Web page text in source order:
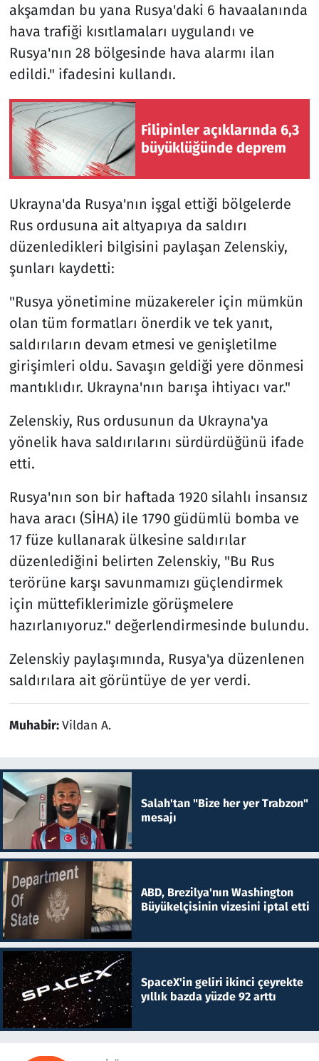
akşamdan bu yana Rusya'daki 6 havaalanında
hava trafiği kısıtlamaları uygulandı ve
Rusya'nın 28 bölgesinde hava alarmı ilan
edildi." ifadesini kullandı.
Filipinler açıklarında 6,3
büyüklüğünde deprem
Ukrayna'da Rusya'nın işgal ettiği bölgelerde
Rus ordusuna ait altyapıya da saldırı
düzenledikleri bilgisini paylaşan Zelenskiy,
şunları kaydetti:
"Rusya yönetimine müzakereler için mümkün
olan tüm formatları önerdik ve tek yanıt,
saldırıların devam etmesi ve genişletilme
girişimleri oldu. Savaşın geldiği yere dönmesi
mantıklıdır. Ukrayna'nın barışa ihtiyacı var."
Zelenskiy, Rus ordusunun da Ukrayna'ya
yönelik hava saldırılarını sürdürdüğünü ifade
etti.
Rusya'nın son bir haftada 1920 silahlı insansız
hava aracı (SİHA) ile 1790 güdümlü bomba ve
17 füze kullanarak ülkesine saldırılar
düzenlediğini belirten Zelenskiy, "Bu Rus
terörüne karşı savunmamızı güçlendirmek
için müttefiklerimizle görüşmelere
hazırlanıyoruz." değerlendirmesinde bulundu.
Zelenskiy paylaşımında, Rusya'ya düzenlenen
saldırılara ait görüntüye de yer verdi.
Muhabir:Vildan A.
Salah'tan "Bize her yer Trabzon"
mesajı
ABD, Brezilya'nın Washington
Büyükelçisinin vizesini iptal etti
SpaceX'in geliri ikinci çeyrekte
yıllık bazda yüzde 92 arttı